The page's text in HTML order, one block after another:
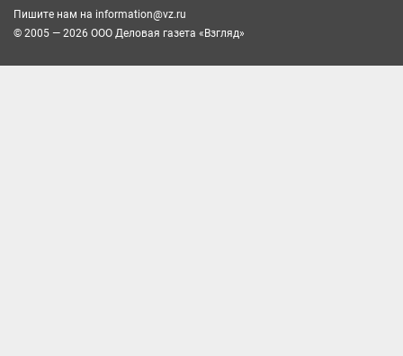
Пишите нам на information@vz.ru
© 2005 — 2026 ООО Деловая газета «Взгляд»